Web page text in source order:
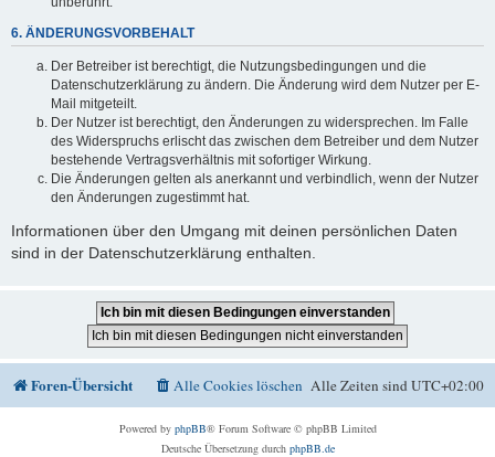
6. ÄNDERUNGSVORBEHALT
Der Betreiber ist berechtigt, die Nutzungsbedingungen und die
Datenschutzerklärung zu ändern. Die Änderung wird dem Nutzer per E-
Mail mitgeteilt.
Der Nutzer ist berechtigt, den Änderungen zu widersprechen. Im Falle
des Widerspruchs erlischt das zwischen dem Betreiber und dem Nutzer
bestehende Vertragsverhältnis mit sofortiger Wirkung.
Die Änderungen gelten als anerkannt und verbindlich, wenn der Nutzer
den Änderungen zugestimmt hat.
Informationen über den Umgang mit deinen persönlichen Daten
sind in der Datenschutzerklärung enthalten.
Foren-Übersicht Alle Zeiten sindUTC+02:00
Alle Cookies löschen
Powered by phpBB® Forum Software © phpBB Limited
Deutsche Übersetzung durch phpBB.de